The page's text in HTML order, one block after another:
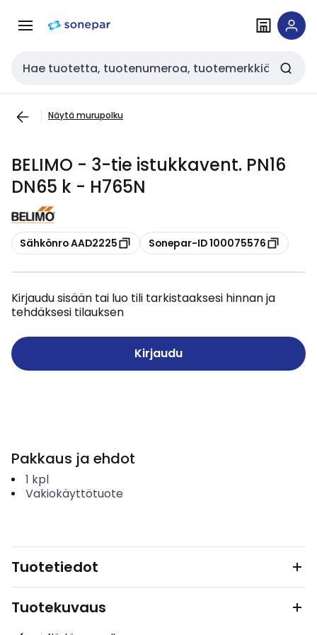
navigointiinsisältöön
Haku
Näytä murupolku
BELIMO - 3-tie istukkavent. PN16
DN65 k - H765N
Kopioi
Sähkönro AAD2225 Kopioi
Sonepar-ID 100075576
Kirjaudu sisään tai luo tili tarkistaaksesi hinnan ja
tehdäksesi tilauksen
Kirjaudu
Pakkaus ja ehdot
1 kpl
Vakiokäyttötuote
Tuotetiedot
Tuotekuvaus